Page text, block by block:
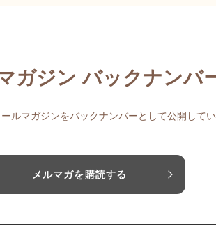
ガジン バックナンバ
ルマガジンをバックナンバーとして公開してい
メルマガを購読する